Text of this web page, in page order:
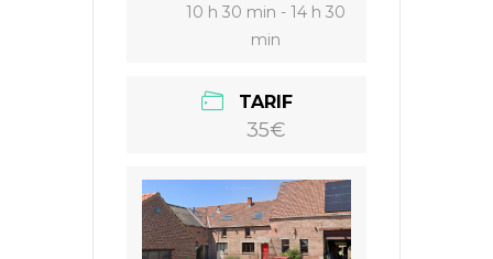
10 h 30 min - 14 h 30
min
TARIF
35€